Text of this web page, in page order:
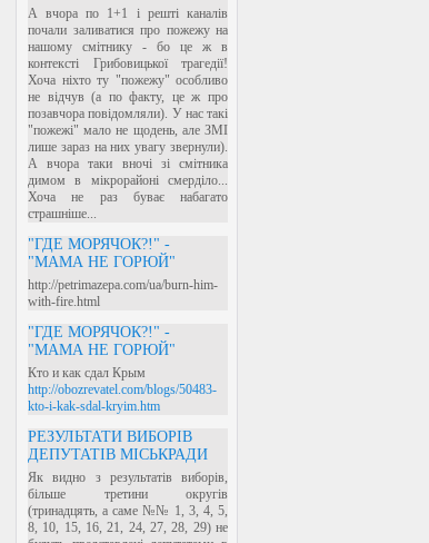
А вчора по 1+1 і решті каналів
почали заливатися про пожежу на
нашому смітнику - бо це ж в
контексті Грибовицької трагедії!
Хоча ніхто ту "пожежу" особливо
не відчув (а по факту, це ж про
позавчора повідомляли). У нас такі
"пожежі" мало не щодень, але ЗМІ
лише зараз на них увагу звернули).
А вчора таки вночі зі смітника
димом в мікрорайоні смерділо...
Хоча не раз буває набагато
страшніше...
"ГДЕ МОРЯЧОК?!" -
"МАМА НЕ ГОРЮЙ"
http://petrimazepa.com/ua/burn-him-
with-fire.html
"ГДЕ МОРЯЧОК?!" -
"МАМА НЕ ГОРЮЙ"
Кто и как сдал Крым
http://obozrevatel.com/blogs/50483-
kto-i-kak-sdal-kryim.htm
РЕЗУЛЬТАТИ ВИБОРІВ
ДЕПУТАТІВ МІСЬКРАДИ
Як видно з результатів виборів,
більше третини округів
(тринадцять, а саме №№ 1, 3, 4, 5,
8, 10, 15, 16, 21, 24, 27, 28, 29) не